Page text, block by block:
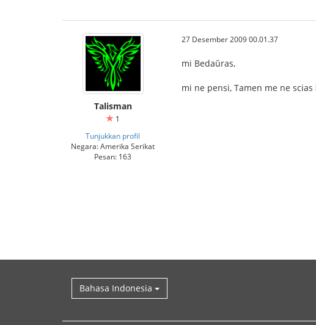
Talisman
1
Tunjukkan profil
Negara: Amerika Serikat
Pesan: 163
27 Desember 2009 00.01.37
mi Bedaŭras,
mi ne pensi, Tamen me ne
Bahasa Indonesia